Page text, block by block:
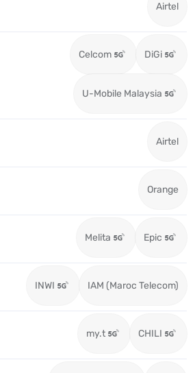
Airtel
Celcom DiGi
U-Mobile Malaysia
Airtel
Orange
Melita Epic
INWI IAM (Maroc Telecom)
my.t CHILI